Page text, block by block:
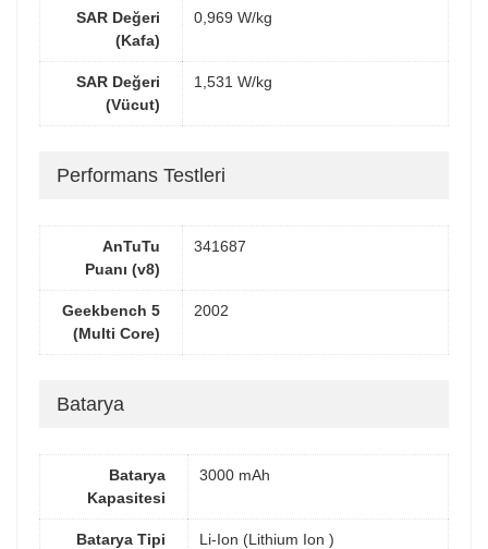
SAR Değeri
(Kafa)
0,969 W/kg
SAR Değeri
(Vücut)
1,531 W/kg
Performans Testleri
AnTuTu
Puanı (v8)
341687
Geekbench 5
(Multi Core)
2002
Batarya
Batarya
Kapasitesi
3000 mAh
Batarya Tipi Li-Ion (Lithium Ion )